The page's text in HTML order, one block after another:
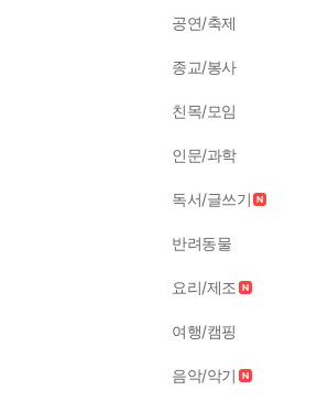
공연/축제
종교/봉사
친목/모임
인문/과학
독서/글쓰기
반려동물
요리/제조
여행/캠핑
음악/악기